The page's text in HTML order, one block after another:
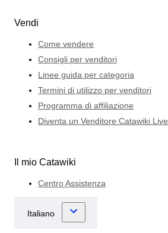
Vendi
Come vendere
Consigli per venditori
Linee guida per categoria
Termini di utilizzo per venditori
Programma di affiliazione
Diventa un Venditore Catawiki Live
Il mio Catawiki
Centro Assistenza